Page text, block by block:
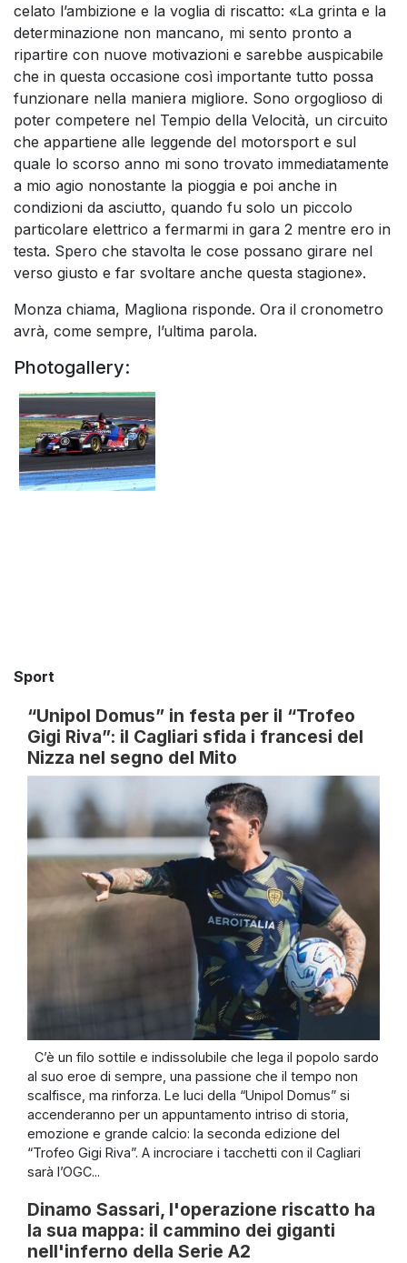
celato l’ambizione e la voglia di riscatto: «La grinta e la
determinazione non mancano, mi sento pronto a
ripartire con nuove motivazioni e sarebbe auspicabile
che in questa occasione così importante tutto possa
funzionare nella maniera migliore. Sono orgoglioso di
poter competere nel Tempio della Velocità, un circuito
che appartiene alle leggende del motorsport e sul
quale lo scorso anno mi sono trovato immediatamente
a mio agio nonostante la pioggia e poi anche in
condizioni da asciutto, quando fu solo un piccolo
particolare elettrico a fermarmi in gara 2 mentre ero in
testa. Spero che stavolta le cose possano girare nel
verso giusto e far svoltare anche questa stagione».
Monza chiama, Magliona risponde. Ora il cronometro
avrà, come sempre, l’ultima parola.
Photogallery:
Sport
“Unipol Domus” in festa per il “Trofeo
Gigi Riva”: il Cagliari sfida i francesi del
Nizza nel segno del Mito
C’è un filo sottile e indissolubile che lega il popolo sardo
al suo eroe di sempre, una passione che il tempo non
scalfisce, ma rinforza. Le luci della “Unipol Domus” si
accenderanno per un appuntamento intriso di storia,
emozione e grande calcio: la seconda edizione del
“Trofeo Gigi Riva”. A incrociare i tacchetti con il Cagliari
sarà l’OGC...
Dinamo Sassari, l'operazione riscatto ha
la sua mappa: il cammino dei giganti
nell'inferno della Serie A2